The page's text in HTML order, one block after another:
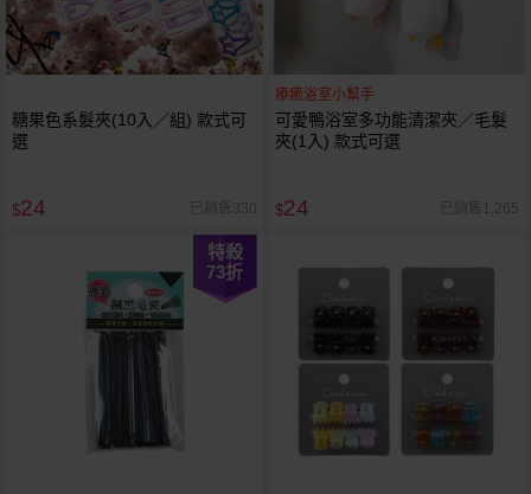
糖果色系髮夾(10入／組) 款式可
選
$24 已銷售330
療癒浴室小幫手
可愛鴨浴室多功能清潔夾／毛髮
夾(1入) 款式可選
$24 已銷售1,265
特殺
73折